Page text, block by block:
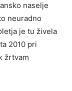
naselje
neuradno
je tu živela
2010 pri
žrtvam